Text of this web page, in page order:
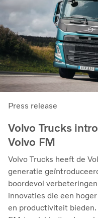
Press release
Volvo Trucks
Volvo FM
Volvo Trucks heeft de
generatie
boordevol
innovaties die een
en productiviteit